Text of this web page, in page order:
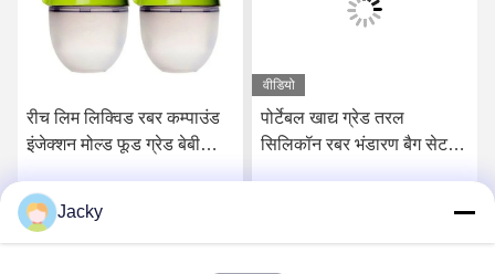
रीच लिम लिक्विड रबर कम्पाउंड
इंजेक्शन मोल्ड फूड ग्रेड बेबी
सर्वोत्तम मूल्य प्राप्त करें
वीडियो
पोर्टेबल खाद्य ग्रेड तरल
सिलिकॉन रबर भंडारण बैग सेट
Jacky